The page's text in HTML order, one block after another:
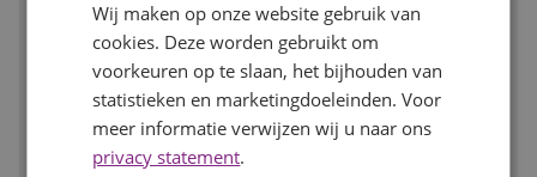
iets voor jou. Je werkt aan uiteenlopende projecten binnen
de installatietechniek en vertaalt ontwerpen naar duidelijke
technische tekeningen.
BEKIJK VACATURE
Wij maken op onze website gebruik van
cookies. Deze worden gebruikt om
voorkeuren op te slaan, het bijhouden van
statistieken en marketingdoeleinden. Voor
meer informatie verwijzen wij u naar ons
privacy statement.